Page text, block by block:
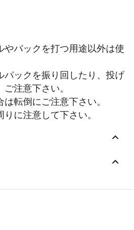
やバックを打つ用途以外は使
パックを振り回したり、投げ
注意下さい。
は転倒にご注意下さい。
に注意して下さい。